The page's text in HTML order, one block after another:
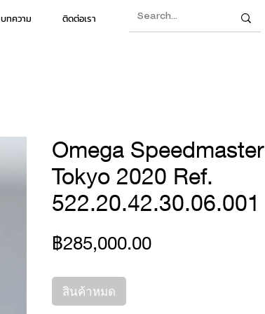
บทความ ติดต่อเรา
Omega Speedmaster
Tokyo 2020 Ref.
522.20.42.30.06.001
฿285,000.00ราคา
สินค้าหมด